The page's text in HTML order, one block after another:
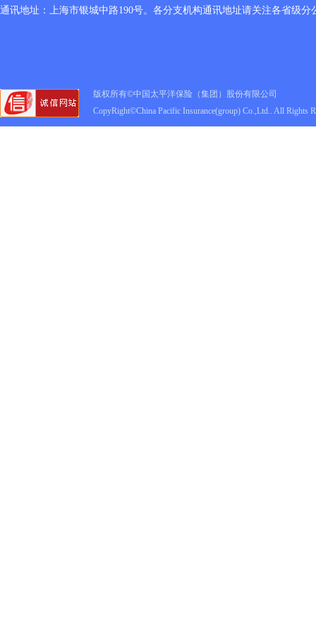
通讯地址：上海市银城中路190号。各分支机构通讯地址请关注各省级
版权所有©中国太平洋保险（集团）股份有限公司
CopyRight©China Pacific Insurance(group) Co.,Ltd.. All Rights